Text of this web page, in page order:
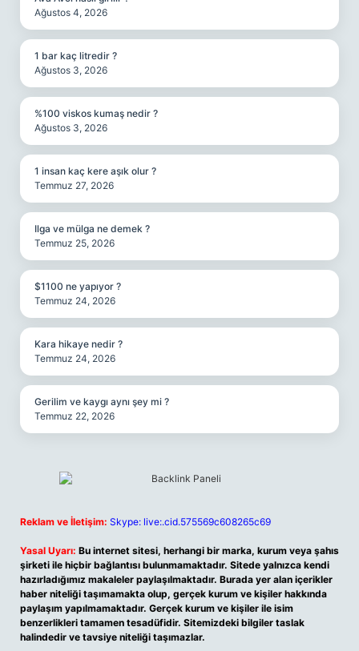
Ağustos 4, 2026
1 bar kaç litredir ?
Ağustos 3, 2026
%100 viskos kumaş nedir ?
Ağustos 3, 2026
1 insan kaç kere aşık olur ?
Temmuz 27, 2026
Ilga ve mülga ne demek ?
Temmuz 25, 2026
$1100 ne yapıyor ?
Temmuz 24, 2026
Kara hikaye nedir ?
Temmuz 24, 2026
Gerilim ve kaygı aynı şey mi ?
Temmuz 22, 2026
Reklam ve İletişim: Skype: live:.cid.575569c608265c69
Yasal Uyarı: Bu internet sitesi, herhangi bir marka, kurum veya şahıs
şirketi ile hiçbir bağlantısı bulunmamaktadır. Sitede yalnızca kendi
hazırladığımız makaleler paylaşılmaktadır. Burada yer alan içerikler
haber niteliği taşımamakta olup, gerçek kurum ve kişiler hakkında
paylaşım yapılmamaktadır. Gerçek kurum ve kişiler ile isim
benzerlikleri tamamen tesadüfidir. Sitemizdeki bilgiler taslak
halindedir ve tavsiye niteliği taşımazlar.